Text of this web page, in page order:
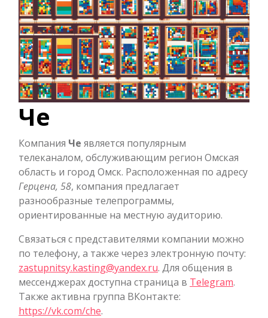
Че
Компания Че является популярным
телеканалом, обслуживающим регион Омская
область и город Омск. Расположенная по адресу
Герцена, 58, компания предлагает
разнообразные телепрограммы,
ориентированные на местную аудиторию.
Связаться с представителями компании можно
по телефону, а также через электронную почту:
zastupnitsy.kasting@yandex.ru. Для общения в
мессенджерах доступна страница в Telegram.
Также активна группа ВКонтакте:
https://vk.com/che.